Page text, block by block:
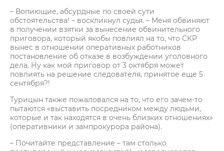
– Вопиющие, абсурдные по своей сути
обстоятельства! – воскликнул судья. – Меня обвиняют
в получении взятки за вынесение обвинительного
приговора, который якобы повлиял на то, что СКР
вынес в отношении оперативных работников
постановление об отказе в возбуждении уголовного
дела. Ну как мой приговор от 3 октября может
повлиять на решение следователя, принятое еще 5
сентября?!
Турицын также пожаловался на то, что его зачем-то
пытаются «выставить посредником между людьми,
которые и так находятся в очень близких отношениях»
(оперативники и зампрокурора района).
– Почитайте представление – там столько